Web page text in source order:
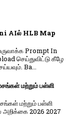
AIல் HLB Map
Prompt In
செய்துவிட்டு கீழே
Ba...
மற்றும் பள்ளி
மற்றும் பள்ளி
அறிக்கை 2026 2027